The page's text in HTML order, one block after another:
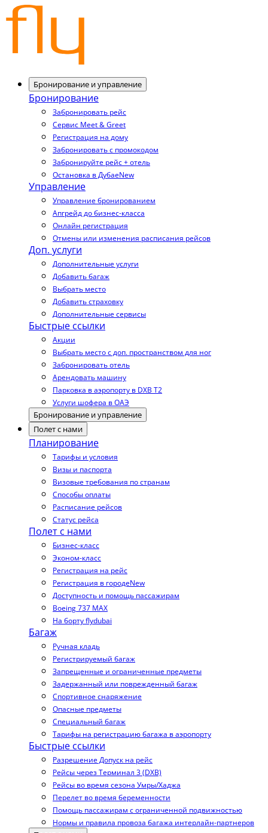
Бронирование и управление
Бронирование
Забронировать рейс
Сервис Meet & Greet
Регистрация на дому
Забронировать с промокодом
Забронируйте рейс + отель
Остановка в ДубаеNew
Управление
Управление бронированием
Апгрейд до бизнес-класса
Онлайн регистрация
Отмены или изменения расписания рейсов
Доп. услуги
Дополнительные услуги
Добавить багаж
Выбрать место
Добавить страховку
Дополнительные сервисы
Быстрые ссылки
Акции
Выбрать место с доп. пространством для ног
Забронировать отель
Арендовать машину
Парковка в аэропорту в DXB T2
Услуги шофера в ОАЭ
Бронирование и управление
Полет с нами
Планирование
Тарифы и условия
Визы и паспорта
Визовые требования по странам
Способы оплаты
Расписание рейсов
Статус рейса
Полет с нами
Бизнес-класс
Эконом-класс
Регистрация на рейс
Регистрация в городеNew
Доступность и помощь пассажирам
Boeing 737 MAX
На борту flydubai
Багаж
Ручная кладь
Регистрируемый багаж
Запрещенные и ограниченные предметы
Задержанный или поврежденный багаж
Спортивное снаряжение
Опасные предметы
Специальный багаж
Тарифы на регистрацию багажа в аэропорту
Быстрые ссылки
Разрешение Допуск на рейс
Рейсы через Терминал 3 (DXB)
Рейсы во время сезона Умры/Хаджа
Перелет во время беременности
Помощь пассажирам с ограниченной подвижностью
Нормы и правила провоза багажа интерлайн-партнеров